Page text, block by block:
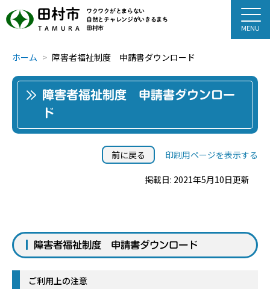
田村市
TAMURA
ワクワクがとまらない
自然とチャレンジがいきるまち
田村市
ホーム 障害者福祉制度 申請書ダウンロード
障害者福祉制度 申請書ダウンロー
ド
前に戻る 印刷用ページを表示する
掲載日: 2021年5月10日更新
障害者福祉制度 申請書ダウンロード
ご利用上の注意